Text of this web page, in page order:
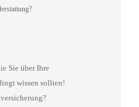
Sie über Ihre
wissen sollten!